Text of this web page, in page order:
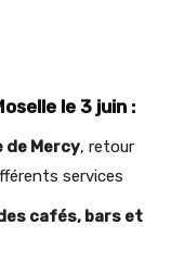
le 3 juin :
de Mercy, retour
services
cafés, bars et